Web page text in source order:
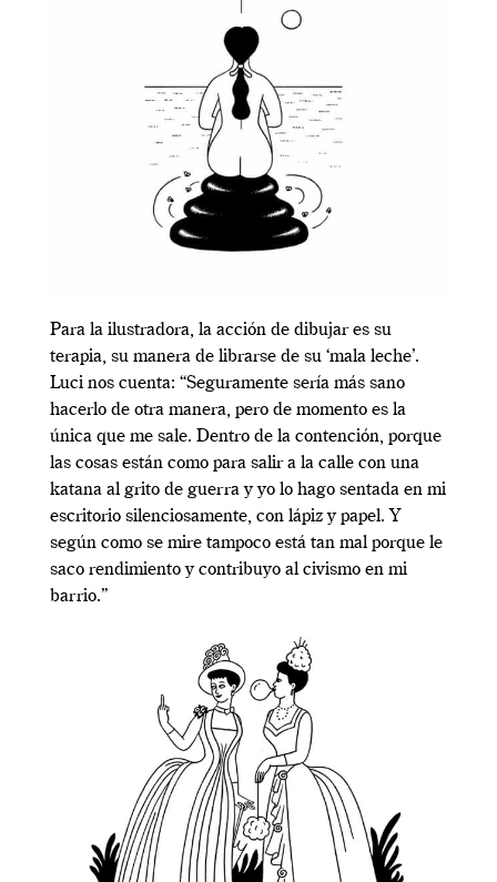
Para la ilustradora, la acción de dibujar es su
terapia, su manera de librarse de su ‘mala leche’.
Luci nos cuenta: “Seguramente sería más sano
hacerlo de otra manera, pero de momento es la
única que me sale. Dentro de la contención, porque
las cosas están como para salir a la calle con una
katana al grito de guerra y yo lo hago sentada en mi
escritorio silenciosamente, con lápiz y papel. Y
según como se mire tampoco está tan mal porque le
saco rendimiento y contribuyo al civismo en mi
barrio.”